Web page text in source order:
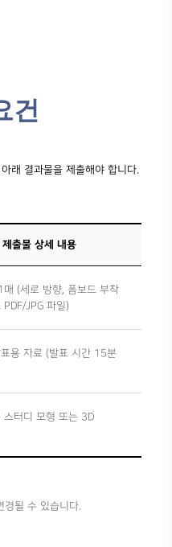
건
래 결과물을 제출해야 합니다.
제출물 상세 내용
(세로 방향, 폼보드 부착
PDF/JPG 파일)
용 자료 (발표 시간 15분
스터디 모형 또는 3D
될 수 있습니다.